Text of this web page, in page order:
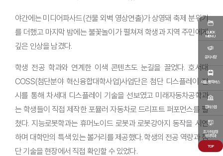
QUICK
MENU
공지사항
셔틀/통학버스
캠퍼스맵
조기취업형
계약학과
TOP
야간에는 미디어파사드(건물 외벽 영상연출)가 상영돼 축제 분위기
를 더했고 마지막 밤에는 불꽃놀이가 펼쳐져 학생과 지역 주민에게
깊은 인상을 남겼다.
학생 전공 학과와 연계한 이색 콘텐츠도 눈길을 끌었다. 호서대
COSS(첨단분야 혁신융합대학사업)사업단은 첨단 디스플레이 전
시를 통해 차세대 디스플레이 기술을 선보였고 미래자동차공학과
는 학생들이 직접 제작한 포뮬러 자동차로 드리프트 퍼포먼스를 펼
쳤다. 지능로봇학과는 휴머노이드 로봇과 로봇강아지 동작을 시연
하며 대학만의 특색 있는 볼거리를 제공했다. 학생의 전공 역량과 첨
단 기술을 현장에서 직접 확인할 수 있었다.